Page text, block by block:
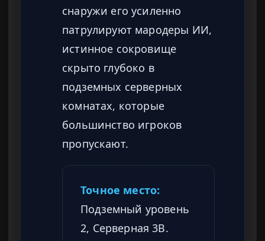
снаружи его усиленно
патрулируют мародеры ИИ,
истинное сокровище
скрыто глубоко в
подземных серверных
комнатах, которые
большинство игроков
пропускают.
Точное место:
Подземный уровень
2, Серверная 3B.